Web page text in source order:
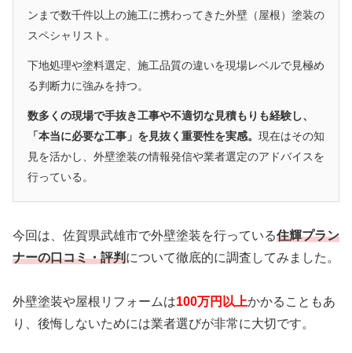
ンまで数千件以上の施工に携わってきた外壁（屋根）塗装の
スペシャリスト。
下地処理や塗料選定、施工品質の違いを現場レベルで見極め
る判断力に強みを持つ。
数多くの現場で手抜き工事や不適切な見積もりも経験し、
「本当に必要な工事」を見抜く重要性を実感。 現在はその知
見を活かし、外壁塗装の情報発信や業者選定のアドバイスを
行っている。
今回は、佐賀県武雄市で外壁塗装を行っている住輝プラン
ナーの口コミ・評判について徹底的に調査してみました。
外壁塗装や屋根リフォームは100万円以上かかることもあ
り、後悔しないためには業者選びが非常に大切です。